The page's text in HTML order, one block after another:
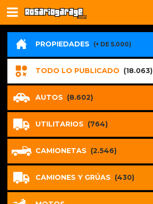
PROPIEDADES (+ DE 5.000)
TODO LO PUBLICADO (18.063)
AUTOS (8.602)
UTILITARIOS (764)
CAMIONETAS (2.546)
CAMIONES Y GRÚAS (430)